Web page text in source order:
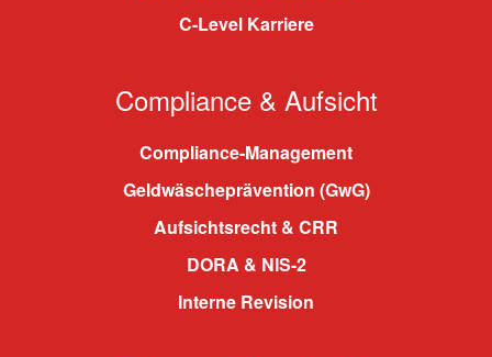
C-Level Karriere
Compliance & Aufsicht
Compliance-Management
Geldwäscheprävention (GwG)
Aufsichtsrecht & CRR
DORA & NIS-2
Interne Revision